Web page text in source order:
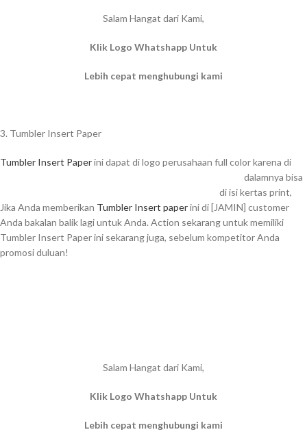
Salam Hangat dari Kami,
Klik Logo Whatshapp Untuk
Lebih cepat menghubungi kami
3. Tumbler Insert Paper
Tumbler Insert Paperini dapat di logo perusahaan full color karena di
dalamnya bisa
di isi kertas print,
Jika Anda memberikan Tumbler Insert paperini di [JAMIN] customer
Anda bakalan balik lagi untuk Anda. Action sekarang untuk memiliki
Tumbler Insert Paper ini sekarang juga, sebelum kompetitor Anda
promosi duluan!
Salam Hangat dari Kami,
Klik Logo Whatshapp Untuk
Lebih cepat menghubungi kami